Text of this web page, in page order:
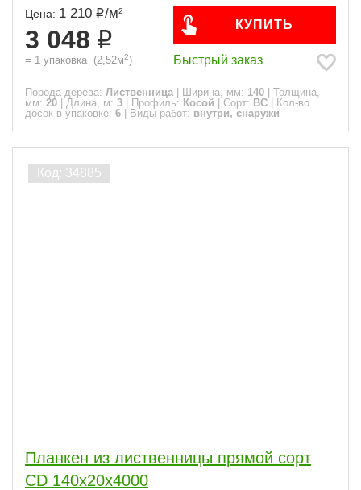
Цена: 1 210 /м2
3 048
= 1 упаковка (2,52м2)
КУПИТЬ
Быстрый заказ
Порода дерева: Лиственница Ширина, мм: 140
Толщина,
мм: 20 Длина, м: 3 Профиль: Косой Сорт: ВС
Кол-во
досок в упаковке: 6 Виды работ: внутри, снаружи
Планкен из лиственницы прямой сорт
CD 140x20x4000